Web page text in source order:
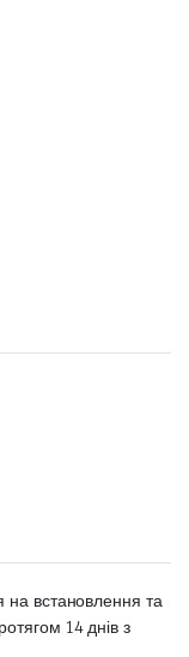
на встановлення та
14 днів з